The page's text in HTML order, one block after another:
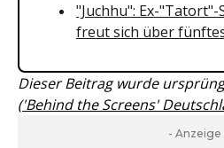
"Juchhu": Ex-
freut sich über
Dieser Beitrag wurde
('Behind the Screens'
- Anzeige